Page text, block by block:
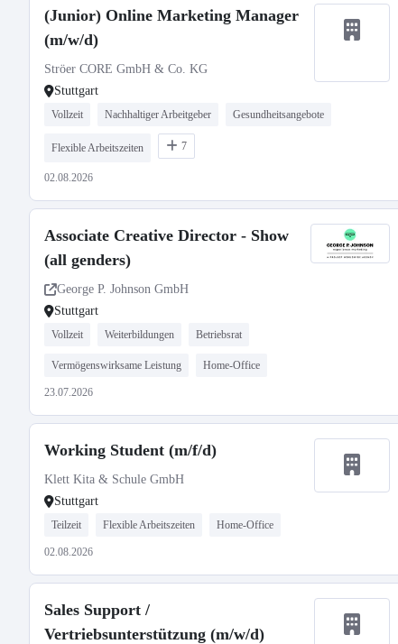
(Junior) Online Marketing Manager
(m/w/d)
Ströer CORE GmbH & Co. KG
Stuttgart
Vollzeit Nachhaltiger Arbeitgeber Gesundheitsangebote
Flexible Arbeitszeiten 7
02.08.2026
Associate Creative Director - Show
(all genders)
George P. Johnson GmbH
Stuttgart
Vollzeit Weiterbildungen Betriebsrat
Vermögenswirksame Leistung Home-Office
23.07.2026
Working Student (m/f/d)
Klett Kita & Schule GmbH
Stuttgart
Teilzeit Flexible Arbeitszeiten Home-Office
02.08.2026
Sales Support /
Vertriebsunterstützung (m/w/d)